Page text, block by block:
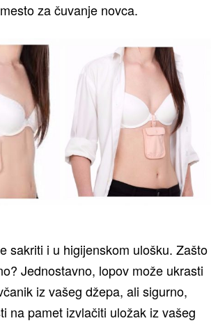
za čuvanje novca.
sakriti i u higijenskom ulošku. Zašto
Jednostavno, lopov može ukrasti
iz vašeg džepa, ali sigurno,
na pamet izvlačiti uložak iz vašeg